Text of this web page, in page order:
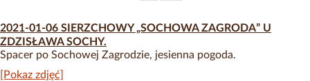
2021-01-06 SIERZCHOWY „SOCHOWA ZAGRODA” U
ZDZISŁAWA SOCHY.
Spacer po Sochowej Zagrodzie, jesienna pogoda.
[Pokaz zdjęć]